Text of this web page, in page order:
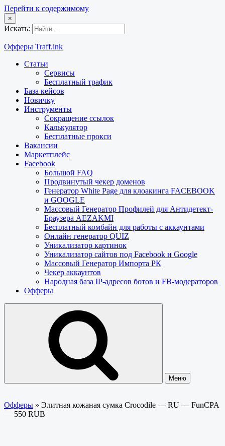
Перейти к содержимому
×
Искать:
Офферы Traff.ink
Статьи
Сервисы
Бесплатный трафик
База кейсов
Новичку
Инструменты
Сокращение ссылок
Калькулятор
Бесплатные прокси
Вакансии
Маркетплейс
Facebook
Большой FAQ
Продвинутый чекер доменов
Генератор White Page для клоакинга FACEBOOK
и GOOGLE
Массовый Генератор Профилей для Антидетект-
Браузера AEZAKMI
Бесплатный комбайн для работы с аккаунтами
Онлайн генератор QUIZ
Уникализатор картинок
Уникализатор сайтов под Facebook и Google
Массовый Генератор Импорта РК
Чекер аккаунтов
Народная база IP-адресов ботов и FB-модераторов
Офферы
Меню
Офферы » Элитная кожаная сумка Crocodile — RU — FunCPA
— 550 RUB